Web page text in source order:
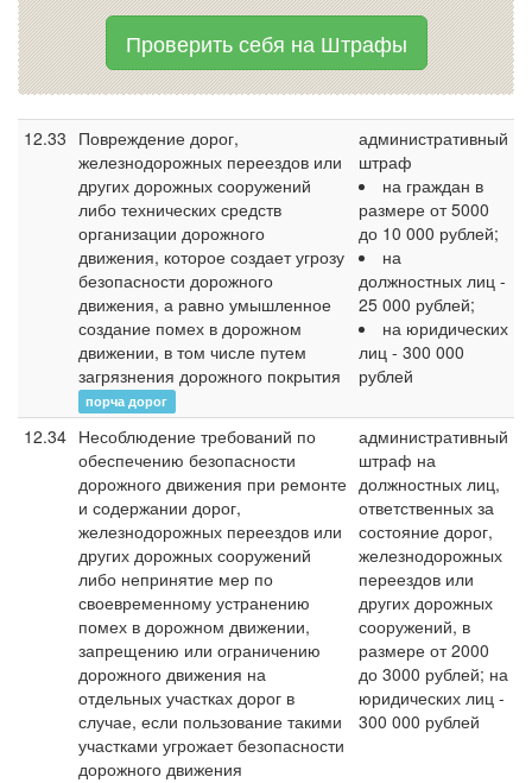
Проверить себя на Штрафы
12.33 Повреждение дорог,
железнодорожных переездов или
других дорожных сооружений
либо технических средств
организации дорожного
движения, которое создает угрозу
безопасности дорожного
движения, а равно умышленное
создание помех в дорожном
движении, в том числе путем
загрязнения дорожного покрытия
порча дорог
административный
штраф
на граждан в
размере от 5000
до 10 000 рублей;
на
должностных лиц -
25 000 рублей;
на юридических
лиц - 300 000
рублей
12.34 Несоблюдение требований по
обеспечению безопасности
дорожного движения при ремонте
и содержании дорог,
железнодорожных переездов или
других дорожных сооружений
либо непринятие мер по
своевременному устранению
помех в дорожном движении,
запрещению или ограничению
дорожного движения на
отдельных участках дорог в
случае, если пользование такими
участками угрожает безопасности
дорожного движения
административный
штраф на
должностных лиц,
ответственных за
состояние дорог,
железнодорожных
переездов или
других дорожных
сооружений, в
размере от 2000
до 3000 рублей; на
юридических лиц -
300 000 рублей